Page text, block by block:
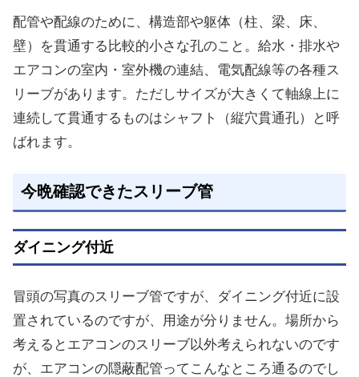
配管や配線のために、構造部や躯体（柱、梁、床、
壁）を貫通する比較的小さな孔のこと。給水・排水や
エアコンの室内・室外機の連結、電気配線等の各種ス
リーブがあります。ただしサイズが大きくて軸線上に
連続して貫通するものはシャフト（縦穴貫通孔）と呼
ばれます。
今晩確認できたスリーブ管
ダイニング付近
冒頭の写真のスリーブ管ですが、ダイニング付近に設
置されているのですが、用途が分りません。場所から
考えるとエアコンのスリーブ以外考えられないのです
が、エアコンの隠蔽配管ってこんなところ通るのでし